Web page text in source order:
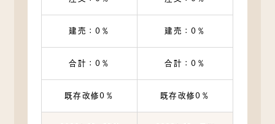
建売：0％ 建売：0％
合計：0％ 合計：0％
既存改修0％ 既存改修0％